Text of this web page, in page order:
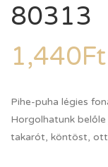
80313
1,440Ft
Pihe-puha légies
Horgolhatunk
takarót, köntöst,